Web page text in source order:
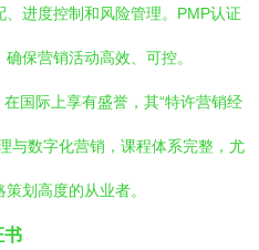
进度控制和风险管理。PMP认证
保营销活动高效、可控。
在国际上享有盛誉，其“特许营销经
与数字化营销，课程体系完整，尤
划高度的从业者。
书